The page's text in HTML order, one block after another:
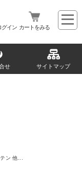
グイン カートをみる
せ サイトマップ
ン 他...